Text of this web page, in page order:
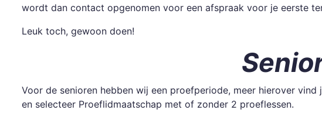
wordt dan contact opgenomen voor een afspraak voor je eerste
Leuk toch, gewoon doen!
Voor de senioren hebben wij een proefperiode, meer hierover vind
en selecteer Proeflidmaatschap met of zonder 2 proeflessen.